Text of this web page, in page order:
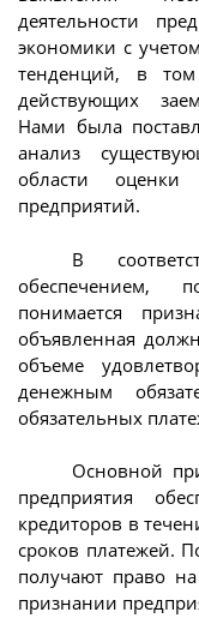
деятельности
экономики с
тенденций, в
действующих
Нами была
анализ
области оценки
предприятий.
В
обеспечением,
понимается
объявленная
объеме
денежным
обязательных
Основной
предприятия
кредиторов в
сроков платежей.
получают право
признании